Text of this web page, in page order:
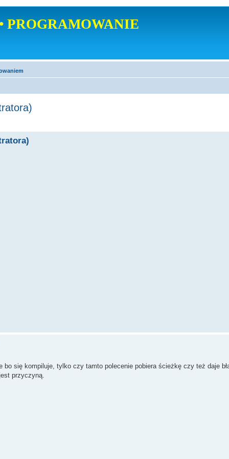
PROGRAMOWANIE
się kompiluje, tylko czy tamto polecenie pobiera ścieżkę czy też daje
przyczyną.